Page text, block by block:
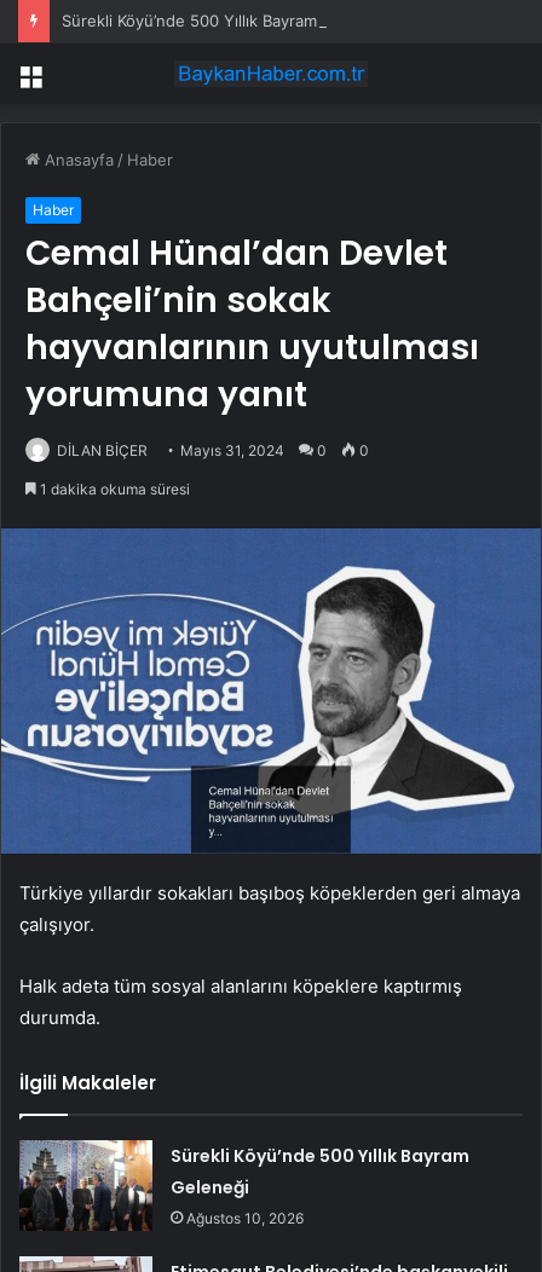
Sürekli Köyü’nde 500 Yıllık Bayram Geleneği
Menü
Anasayfa / Haber
Haber
Cemal Hünal’dan Devlet
Bahçeli’nin sokak
hayvanlarının uyutulması
yorumuna yanıt
DİLAN BİÇER Mayıs 31, 2024 0 0
1 dakika okuma süresi
Türkiye yıllardır sokakları başıboş köpeklerden geri almaya
çalışıyor.
Halk adeta tüm sosyal alanlarını köpeklere kaptırmış
durumda.
İlgili Makaleler
Sürekli Köyü’nde 500 Yıllık Bayram
Geleneği
Ağustos 10, 2026